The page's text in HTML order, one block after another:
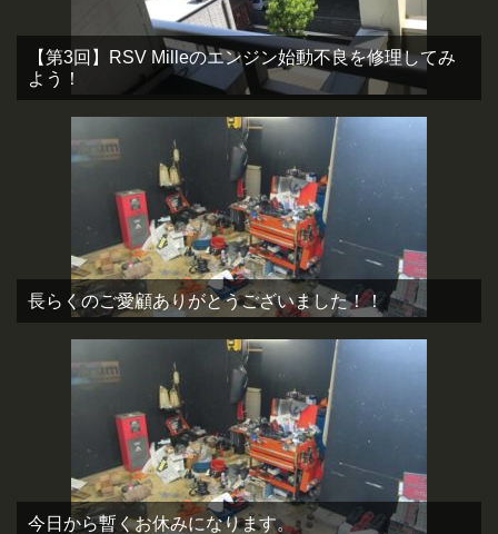
【第3回】RSV Milleのエンジン始動不良を修理してみ
よう！
長らくのご愛顧ありがとうございました！！
今日から暫くお休みになります。